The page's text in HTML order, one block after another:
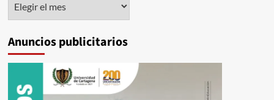
Anuncios publicitarios